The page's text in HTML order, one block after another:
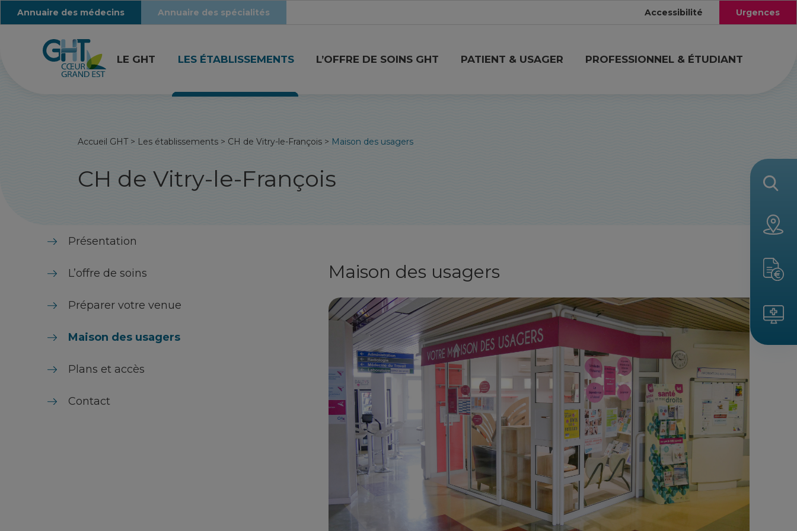
Annuaire des médecins Annuaire des spécialités Accessibilité Urgences
LE GHT LES ÉTABLISSEMENTS L’OFFRE DE SOINS GHT PATIENT & USAGER PROFESSIONNEL & ÉTUDIANT
Accueil GHT> Les établissements > CH de Vitry-le-François > Maison des usagers
CH de Vitry-le-François
Présentation
L’offre de soins
Préparer votre venue
Maison des usagers
Plans et accès
Contact
Maison des usagers